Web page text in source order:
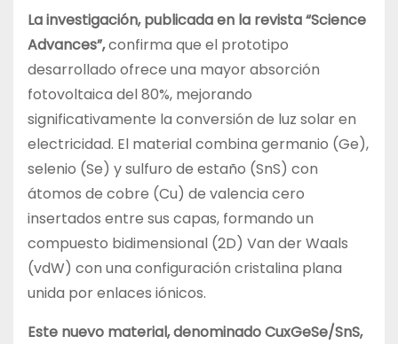
La investigación, publicada en la revista “Science
Advances”,confirma que el prototipo
desarrollado ofrece una mayor absorción
fotovoltaica del 80%, mejorando
significativamente la conversión de luz solar en
electricidad. El material combina germanio (Ge),
selenio (Se) y sulfuro de estaño (SnS) con
átomos de cobre (Cu) de valencia cero
insertados entre sus capas, formando un
compuesto bidimensional (2D) Van der Waals
(vdW) con una configuración cristalina plana
unida por enlaces iónicos.
Este nuevo material, denominado CuxGeSe/SnS,